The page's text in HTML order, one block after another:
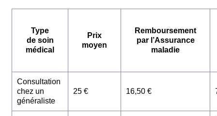
Type
de soin
médical
Prix
moyen
Remboursement
par l’Assurance
maladie
Consultation
chez un
généraliste
25 € 16,50 €